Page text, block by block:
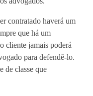
contratado haverá um
que há um
cliente jamais poderá
para defendê-lo.
de classe que